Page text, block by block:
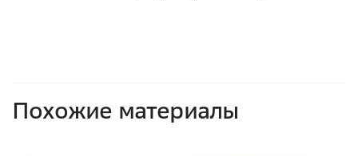
Похожие материалы